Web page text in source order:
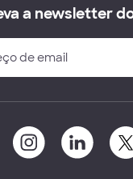
a newsletter